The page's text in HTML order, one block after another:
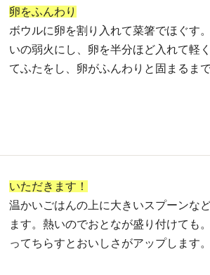
卵をふんわり
ボウルに卵を割り入れて菜箸でほぐす
いの弱火にし、卵を半分ほど入れて軽
てふたをし、卵がふんわりと固まるまで
いただきます！
温かいごはんの上に大きいスプーンな
ます。熱いのでおとなが盛り付けても
ってちらすとおいしさがアップします。